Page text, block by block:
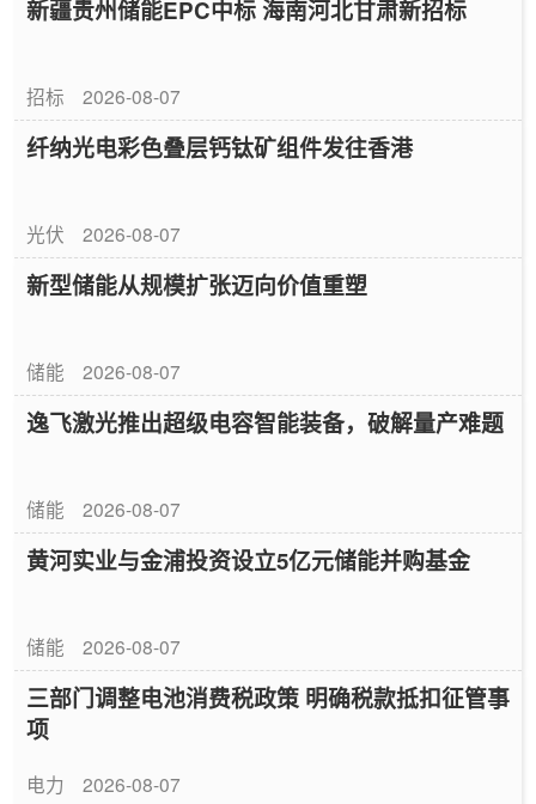
新疆贵州储能EPC中标 海南河北甘肃新招标
招标 2026-08-07
纤纳光电彩色叠层钙钛矿组件发往香港
光伏 2026-08-07
新型储能从规模扩张迈向价值重塑
储能 2026-08-07
逸飞激光推出超级电容智能装备，破解量产难题
储能 2026-08-07
黄河实业与金浦投资设立5亿元储能并购基金
储能 2026-08-07
三部门调整电池消费税政策 明确税款抵扣征管事
项
电力 2026-08-07